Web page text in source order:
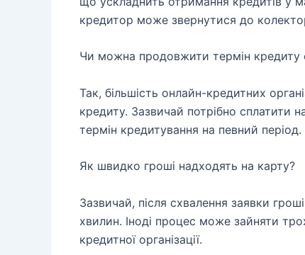
кредитор може звернутися до
Чи можна продовжити термін кредиту
Так, більшість онлайн-кредитних
кредиту. Зазвичай потрібно сплатити
термін кредитування на певний період.
Як швидко гроші надходять на карту?
Зазвичай, після схвалення заявки
хвилин. Іноді процес може зайняти
кредитної організації.